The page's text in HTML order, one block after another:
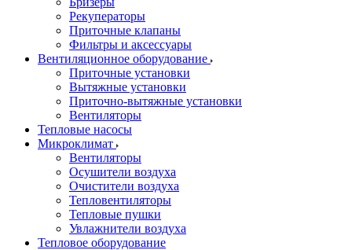
Рекуператоры
Приточные клапаны
Фильтры и аксессуары
Вентиляционное оборудование
Приточные установки
Вытяжные установки
Приточно-вытяжные установки
Вентиляторы
Тепловые насосы
Микроклимат
Вентиляторы
Осушители воздуха
Очистители воздуха
Тепловентиляторы
Тепловые пушки
Увлажнители воздуха
Тепловое оборудование